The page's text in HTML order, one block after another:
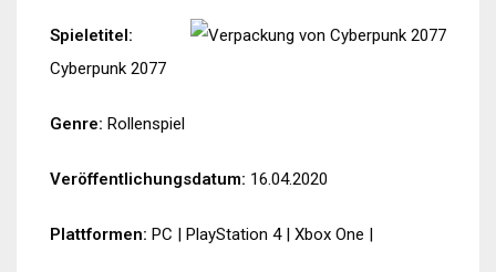
Spieletitel:
Cyberpunk 2077
Genre: Rollenspiel
Veröffentlichungsdatum: 16.04.2020
Plattformen: PC | PlayStation 4| Xbox One |